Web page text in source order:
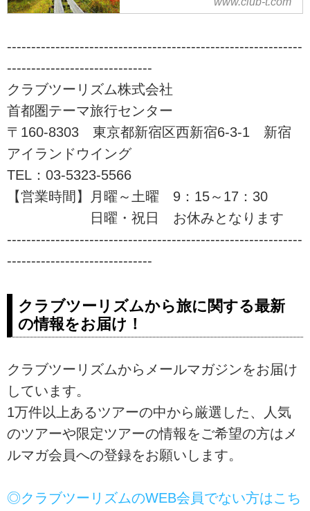
て生きがいづくり、仲間づくりを
ご予約も簡単。
ウォーキング・ハイキング・登山
からあこがれの名山登山まで、初
心者でも安心してご参加いただけ
るレベルに応じた「あるき旅」を
ご用意しております！自然の中を
季節を感じる「あるく」の旅に是
非ご参加下さい。
-------------------------------------------------------------
------------------------------
クラブツーリズム株式会社
首都圏テーマ旅行センター
〒160-8303 東京都新宿区西新宿6-3-1 新宿
アイランドウイング
TEL：03-5323-5566
【営業時間】月曜～土曜 9：15～17：30
日曜・祝日 お休みとなります
-------------------------------------------------------------
------------------------------
クラブツーリズムから旅に関する最新
の情報をお届け！
クラブツーリズムからメールマガジンをお届け
しています。
1万件以上あるツアーの中から厳選した、人気
のツアーや限定ツアーの情報をご希望の方はメ
ルマガ会員への登録をお願いします。
◎クラブツーリズムのWEB会員でない方はこち